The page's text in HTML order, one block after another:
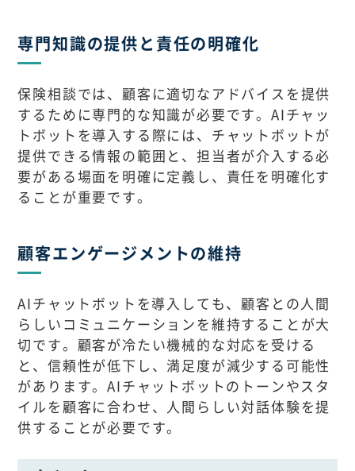
専門知識の提供と責任の明確化
保険相談では、顧客に適切なアドバイスを提供
するために専門的な知識が必要です。AIチャッ
トボットを導入する際には、チャットボットが
提供できる情報の範囲と、担当者が介入する必
要がある場面を明確に定義し、責任を明確化す
ることが重要です。
顧客エンゲージメントの維持
AIチャットボットを導入しても、顧客との人間
らしいコミュニケーションを維持することが大
切です。顧客が冷たい機械的な対応を受ける
と、信頼性が低下し、満足度が減少する可能性
があります。AIチャットボットのトーンやスタ
イルを顧客に合わせ、人間らしい対話体験を提
供することが必要です。